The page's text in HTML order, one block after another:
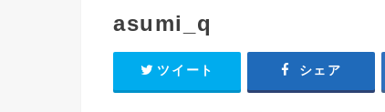
asumi_q
ツイート シェア